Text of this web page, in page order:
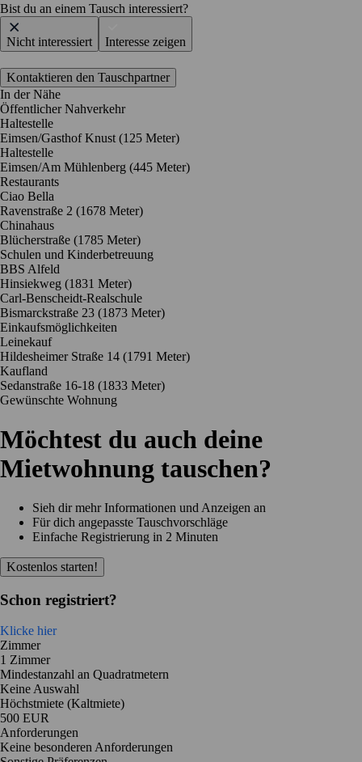
Bist du an einem Tausch interessiert?
Nicht interessiert Interesse zeigen
Kontaktieren den Tauschpartner
In der Nähe
Öffentlicher Nahverkehr
Haltestelle
Eimsen/Gasthof Knust (125 Meter)
Haltestelle
Eimsen/Am Mühlenberg (445 Meter)
Restaurants
Ciao Bella
Ravenstraße 2 (1678 Meter)
Chinahaus
Blücherstraße (1785 Meter)
Schulen und Kinderbetreuung
BBS Alfeld
Hinsiekweg (1831 Meter)
Carl-Benscheidt-Realschule
Bismarckstraße 23 (1873 Meter)
Einkaufsmöglichkeiten
Leinekauf
Hildesheimer Straße 14 (1791 Meter)
Kaufland
Sedanstraße 16-18 (1833 Meter)
Gewünschte Wohnung
Möchtest du auch deine
Mietwohnung tauschen?
Sieh dir mehr Informationen und Anzeigen an
Für dich angepasste Tauschvorschläge
Einfache Registrierung in 2 Minuten
Kostenlos starten!
Schon registriert?
Klicke hier
Zimmer
1 Zimmer
Mindestanzahl an Quadratmetern
Keine Auswahl
Höchstmiete (Kaltmiete)
500 EUR
Anforderungen
Keine besonderen Anforderungen